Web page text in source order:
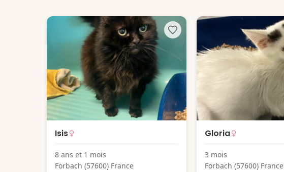
Isis
8 ans et 1 mois
Forbach (57600) France
Gloria
3 mois
Forbach (57600) France